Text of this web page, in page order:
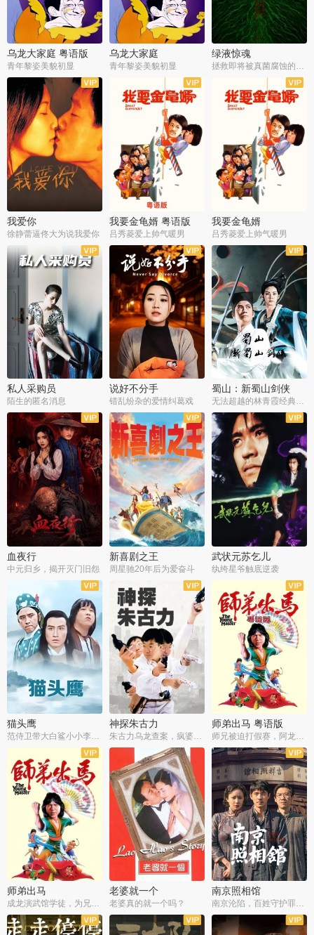
乌龙大家庭 粤语版
青年黎姿美貌初显
乌龙大家庭
青年黎姿美貌初显
绿液惊魂
拯救即将被真菌腐蚀的世界
我爱你
徐静蕾逼佟大为说我爱你
我要金龟婿 粤语版
吕秀菱爱上帅气暖男
我要金龟婿
吕秀菱爱上帅气暖男
私人采购员
陌生的匿名消息
说好不分手
错乱纷杂的爱情纠葛戏
蜀山：新蜀山剑侠
无法超越的林青霞经典角色
血夜行
中元归乡，揭开灭门旧怨
新喜剧之王
周星驰20年后为爱奋斗
武状元苏乞儿
纨绔星爷触底逆袭
猫头鹰
范侍卫带大白鲨小小李破案寻妃
神探朱古力
朱古力乌龙查案，疯婆子神助攻
师弟出马 粤语版
师兄被迫打假赛，阿龙追查斗黑帮
师弟出马
成龙演武馆学徒，为兄搏命战黑道
老婆就一个
老婆真的就一个吗？
南京照相馆
南京沦陷，百姓守护罪证底片